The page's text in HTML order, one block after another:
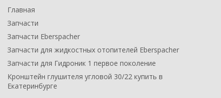
Главная
Запчасти
Запчасти Eberspacher
Запчасти для жидкостных отопителей Eberspacher
Запчасти для Гидроник 1 первое поколение
Кронштейн глушителя угловой 30/22 купить в
Екатеринбурге